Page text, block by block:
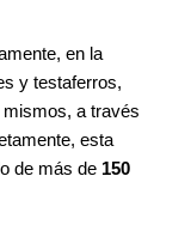
en la
y testaferros,
a través
esta
de más de 150